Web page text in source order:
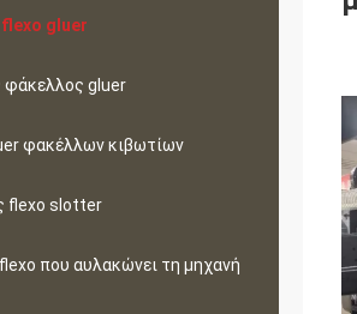
gluer
φάκελλος gluer
φακέλλων κιβωτίων
flexo slotter
που αυλακώνει τη μηχανή